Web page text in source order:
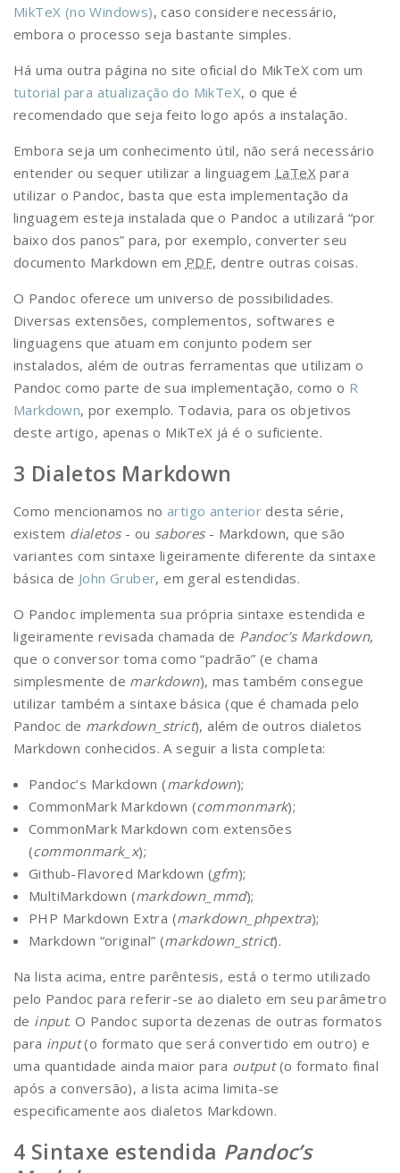
MikTeX (no Windows), caso considere necessário,
embora o processo seja bastante simples.
Há uma outra página no site oficial do MikTeX com um
tutorial para atualização do MikTeX, o que é
recomendado que seja feito logo após a instalação.
Embora seja um conhecimento útil, não será necessário
entender ou sequer utilizar a linguagem LaTeX para
utilizar o Pandoc, basta que esta implementação da
linguagem esteja instalada que o Pandoc a utilizará “por
baixo dos panos” para, por exemplo, converter seu
documento Markdown em PDF, dentre outras coisas.
O Pandoc oferece um universo de possibilidades.
Diversas extensões, complementos, softwares e
linguagens que atuam em conjunto podem ser
instalados, além de outras ferramentas que utilizam o
Pandoc como parte de sua implementação, como o R
Markdown, por exemplo. Todavia, para os objetivos
deste artigo, apenas o MikTeX já é o suficiente.
Dialetos Markdown
Como mencionamos no artigo anterior desta série,
existem dialetos- ou sabores- Markdown, que são
variantes com sintaxe ligeiramente diferente da sintaxe
básica de John Gruber, em geral estendidas.
O Pandoc implementa sua própria sintaxe estendida e
ligeiramente revisada chamada de Pandoc’s Markdown,
que o conversor toma como “padrão” (e chama
simplesmente de markdown), mas também consegue
utilizar também a sintaxe básica (que é chamada pelo
Pandoc de markdown_strict), além de outros dialetos
Markdown conhecidos. A seguir a lista completa:
Pandoc’s Markdown (markdown);
CommonMark Markdown (commonmark);
CommonMark Markdown com extensões
(commonmark_x);
Github-Flavored Markdown (gfm);
MultiMarkdown (markdown_mmd);
PHP Markdown Extra (markdown_phpextra);
Markdown “original” (markdown_strict).
Na lista acima, entre parêntesis, está o termo utilizado
pelo Pandoc para referir-se ao dialeto em seu parâmetro
de input. O Pandoc suporta dezenas de outras formatos
para input(o formato que será convertido em outro) e
uma quantidade ainda maior para output(o formato final
após a conversão), a lista acima limita-se
especificamente aos dialetos Markdown.
Sintaxe estendida Pandoc’s